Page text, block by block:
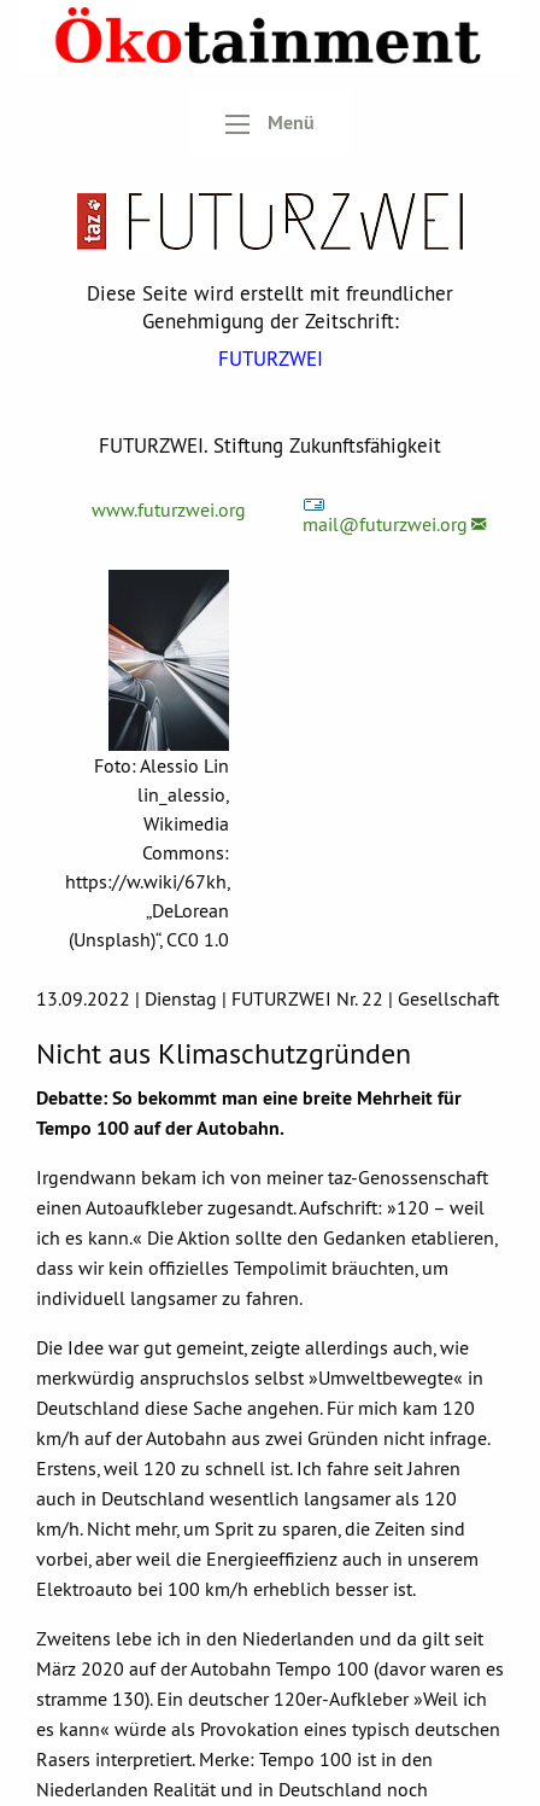
Menü
Diese Seite wird erstellt mit freundlicher
Genehmigung der Zeitschrift:
FUTURZWEI
FUTURZWEI. Stiftung Zukunftsfähigkeit
www.futurzwei.org
mail@futurzwei.org
Foto: Alessio Lin
lin_alessio,
Wikimedia
Commons:
https://w.wiki/67kh,
„DeLorean
(Unsplash)“, CC0 1.0
13.09.2022 | Dienstag | FUTURZWEI Nr. 22 | Gesellschaft
Nicht aus Klimaschutzgründen
Debatte: So bekommt man eine breite Mehrheit für
Tempo 100 auf der Autobahn.
Irgendwann bekam ich von meiner taz-Genossenschaft
einen Autoaufkleber zugesandt. Aufschrift: »120 – weil
ich es kann.« Die Aktion sollte den Gedanken etablieren,
dass wir kein offizielles Tempolimit bräuchten, um
individuell langsamer zu fahren.
Die Idee war gut gemeint, zeigte allerdings auch, wie
merkwürdig anspruchslos selbst »Umweltbewegte« in
Deutschland diese Sache angehen. Für mich kam 120
km/h auf der Autobahn aus zwei Gründen nicht infrage.
Erstens, weil 120 zu schnell ist. Ich fahre seit Jahren
auch in Deutschland wesentlich langsamer als 120
km/h. Nicht mehr, um Sprit zu sparen, die Zeiten sind
vorbei, aber weil die Energieeffizienz auch in unserem
Elektroauto bei 100 km/h erheblich besser ist.
Zweitens lebe ich in den Niederlanden und da gilt seit
März 2020 auf der Autobahn Tempo 100 (davor waren es
stramme 130). Ein deutscher 120er-Aufkleber »Weil ich
es kann« würde als Provokation eines typisch deutschen
Rasers interpretiert. Merke: Tempo 100 ist in den
Niederlanden Realität und in Deutschland noch